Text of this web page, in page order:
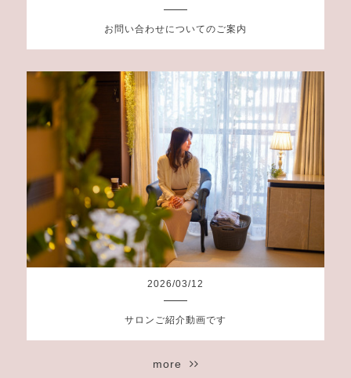
お問い合わせについてのご案内
2026/03/12
サロンご紹介動画です
more